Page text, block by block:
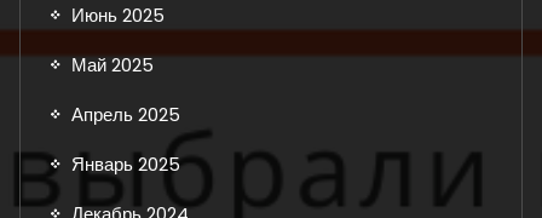
Июнь 2025
Май 2025
Апрель 2025
Январь 2025